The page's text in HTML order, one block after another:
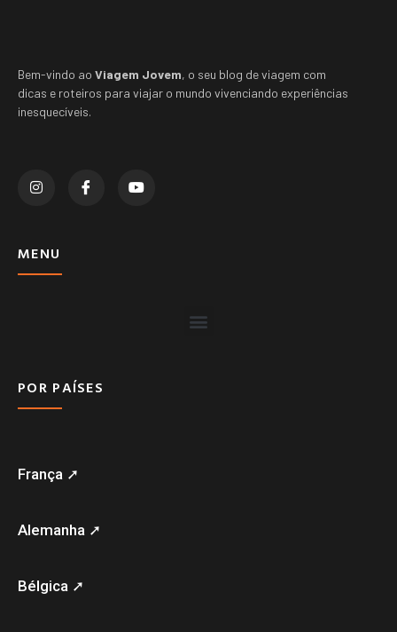
Bem-vindo ao Viagem Jovem, o seu blog de viagem com
dicas e roteiros para viajar o mundo vivenciando experiências
inesquecíveis.
MENU
POR PAÍSES
França ➚
Alemanha ➚
Bélgica ➚